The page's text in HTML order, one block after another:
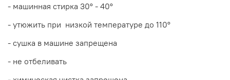
- машинная стирка 30° - 40°
- утюжить при низкой температуре до 110°
- сушка в машине запрещена
- не отбеливать